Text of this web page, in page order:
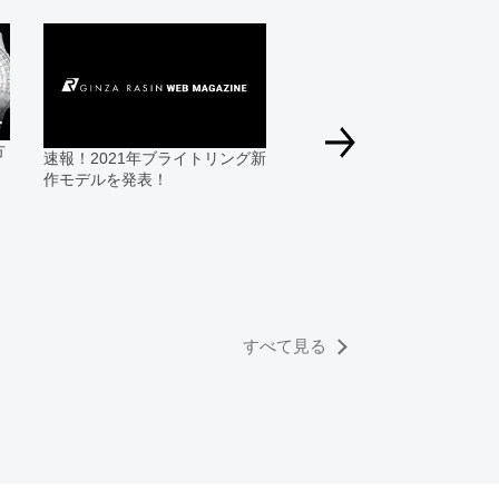
場合にも、事前に在庫の確認をお電話かメールにて
いたします。
、外装および内部機械に代替部品を使用している場
ております。
のでご了承くださいませ。
速報！2021年ブライトリング新
作モデルを発表！
ひと味違うブライトリング
すべて見る